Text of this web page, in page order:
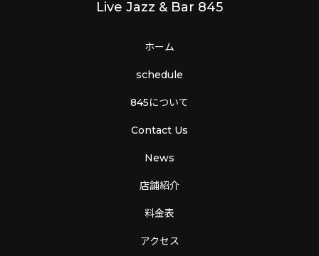
Live Jazz & Bar 845
ホーム
schedule
845について
Contact Us
News
店舗紹介
料金表
アクセス